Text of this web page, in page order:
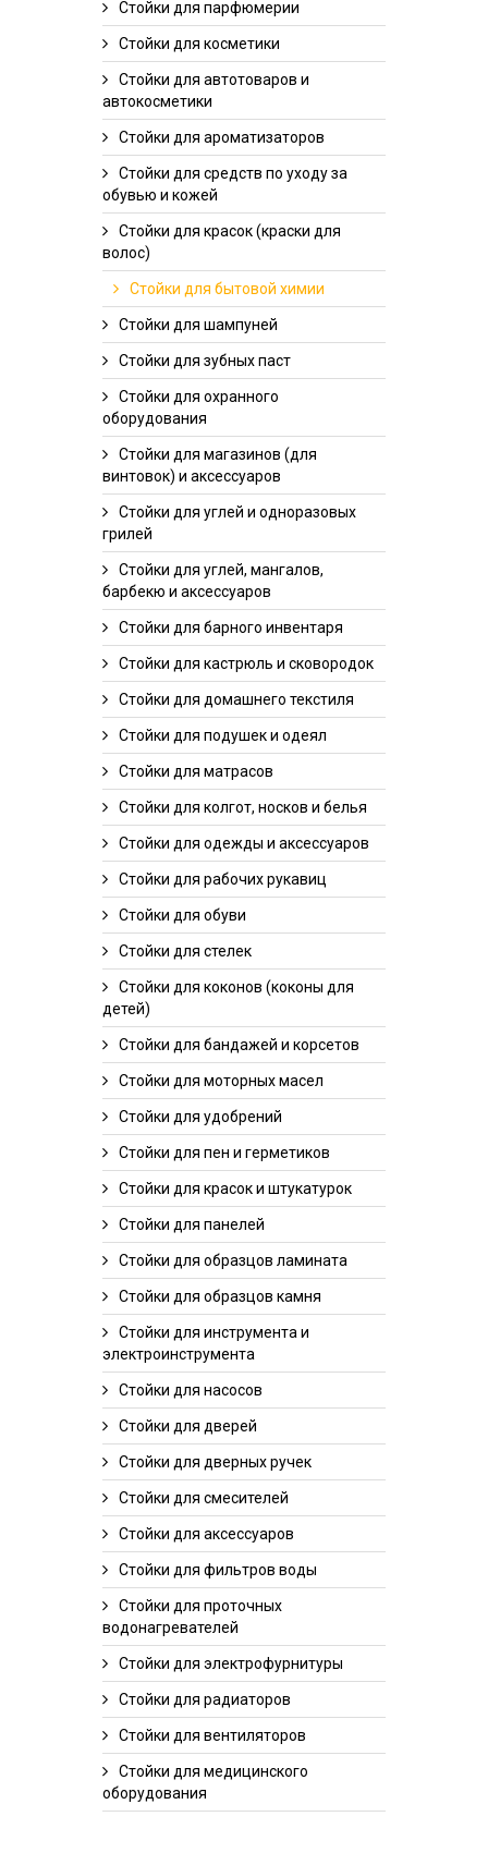
Стойки для парфюмерии
Стойки для косметики
Стойки для автотоваров и
автокосметики
Стойки для ароматизаторов
Стойки для средств по уходу за
обувью и кожей
Стойки для красок (краски для
волос)
Стойки для бытовой химии
Стойки для шампуней
Стойки для зубных паст
Стойки для охранного
оборудования
Стойки для магазинов (для
винтовок) и аксессуаров
Стойки для углей и одноразовых
грилей
Стойки для углей, мангалов,
барбекю и аксессуаров
Стойки для барного инвентаря
Стойки для кастрюль и сковородок
Стойки для домашнего текстиля
Стойки для подушек и одеял
Стойки для матрасов
Стойки для колгот, носков и белья
Стойки для одежды и аксессуаров
Стойки для рабочих рукавиц
Стойки для обуви
Стойки для стелек
Стойки для коконов (коконы для
детей)
Стойки для бандажей и корсетов
Стойки для моторных масел
Стойки для удобрений
Стойки для пен и герметиков
Стойки для красок и штукатурок
Стойки для панелей
Стойки для образцов ламината
Стойки для образцов камня
Стойки для инструмента и
электроинструмента
Стойки для насосов
Стойки для дверей
Стойки для дверных ручек
Стойки для смесителей
Стойки для аксессуаров
Стойки для фильтров воды
Стойки для проточных
водонагревателей
Стойки для электрофурнитуры
Стойки для радиаторов
Стойки для вентиляторов
Стойки для медицинского
оборудования